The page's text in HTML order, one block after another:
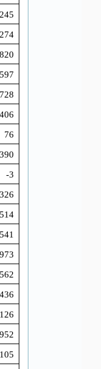
245
820
406
76
-3
126